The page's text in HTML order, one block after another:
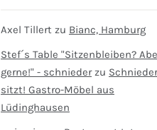
Axel Tillert zu Bianc, Hamburg
Stef´s Table "Sitzenbleiben?
gerne!" - schniederzu Schnieder
sitzt! Gastro-Möbel aus
Lüdinghausen